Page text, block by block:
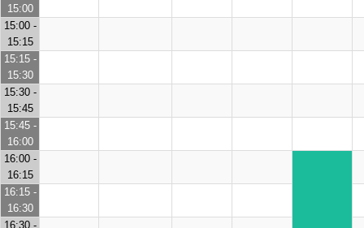
15:00
15:00 -
15:15
15:15 -
15:30
15:30 -
15:45
15:45 -
16:00
16:00 -
16:15
16:15 -
16:30
16:30 -